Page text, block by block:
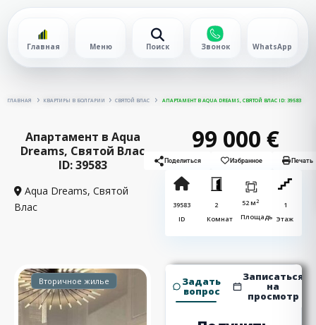
Главная Меню Поиск Звонок WhatsApp
ГЛАВНАЯ КВАРТИРЫ В БОЛГАРИИ СВЯТОЙ ВЛАС АПАРТАМЕНТ В AQUA DREAMS, СВЯТОЙ ВЛАС ID: 39583
Апартамент в Aqua
Dreams, Святой Влас
ID: 39583
Aqua Dreams, Святой
Влас
99 000 €
Поделиться Избранное Печать
39583
ID
2
Комнат
52 м2
Площадь
1
Этаж
Вторичное жилье Задать
вопрос
Записаться
на
просмотр